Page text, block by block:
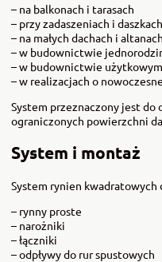
– na balkonach i tarasach
– przy zadaszeniach i daszkach
– na małych dachach i altanach
– w budownictwie
– w budownictwie użytkowym
– w realizacjach o
System przeznaczony jest do
ograniczonych powierzchni
System i montaż
System rynien kwadratowych
– rynny proste
– narożniki
– łączniki
– odpływy do rur spustowych